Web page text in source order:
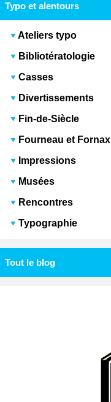
Typo et alentours
Ateliers typo
Bibliotératologie
Casses
Divertissements
Fin-de-Siècle
Fourneau et Fornax
Impressions
Musées
Rencontres
Typographie
Tout le blog